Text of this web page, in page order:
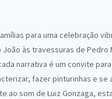
para uma celebração
às travessuras de Pedro
narrativa é um convite
fazer pinturinhas e
ao som de Luiz Gonzaga,